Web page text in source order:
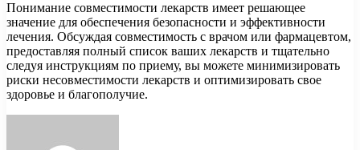
Понимание совместимости лекарств имеет решающее
значение для обеспечения безопасности и эффективности
лечения. Обсуждая совместимость с врачом или фармацевтом,
предоставляя полный список ваших лекарств и тщательно
следуя инструкциям по приему, вы можете минимизировать
риски несовместимости лекарств и оптимизировать свое
здоровье и благополучие.